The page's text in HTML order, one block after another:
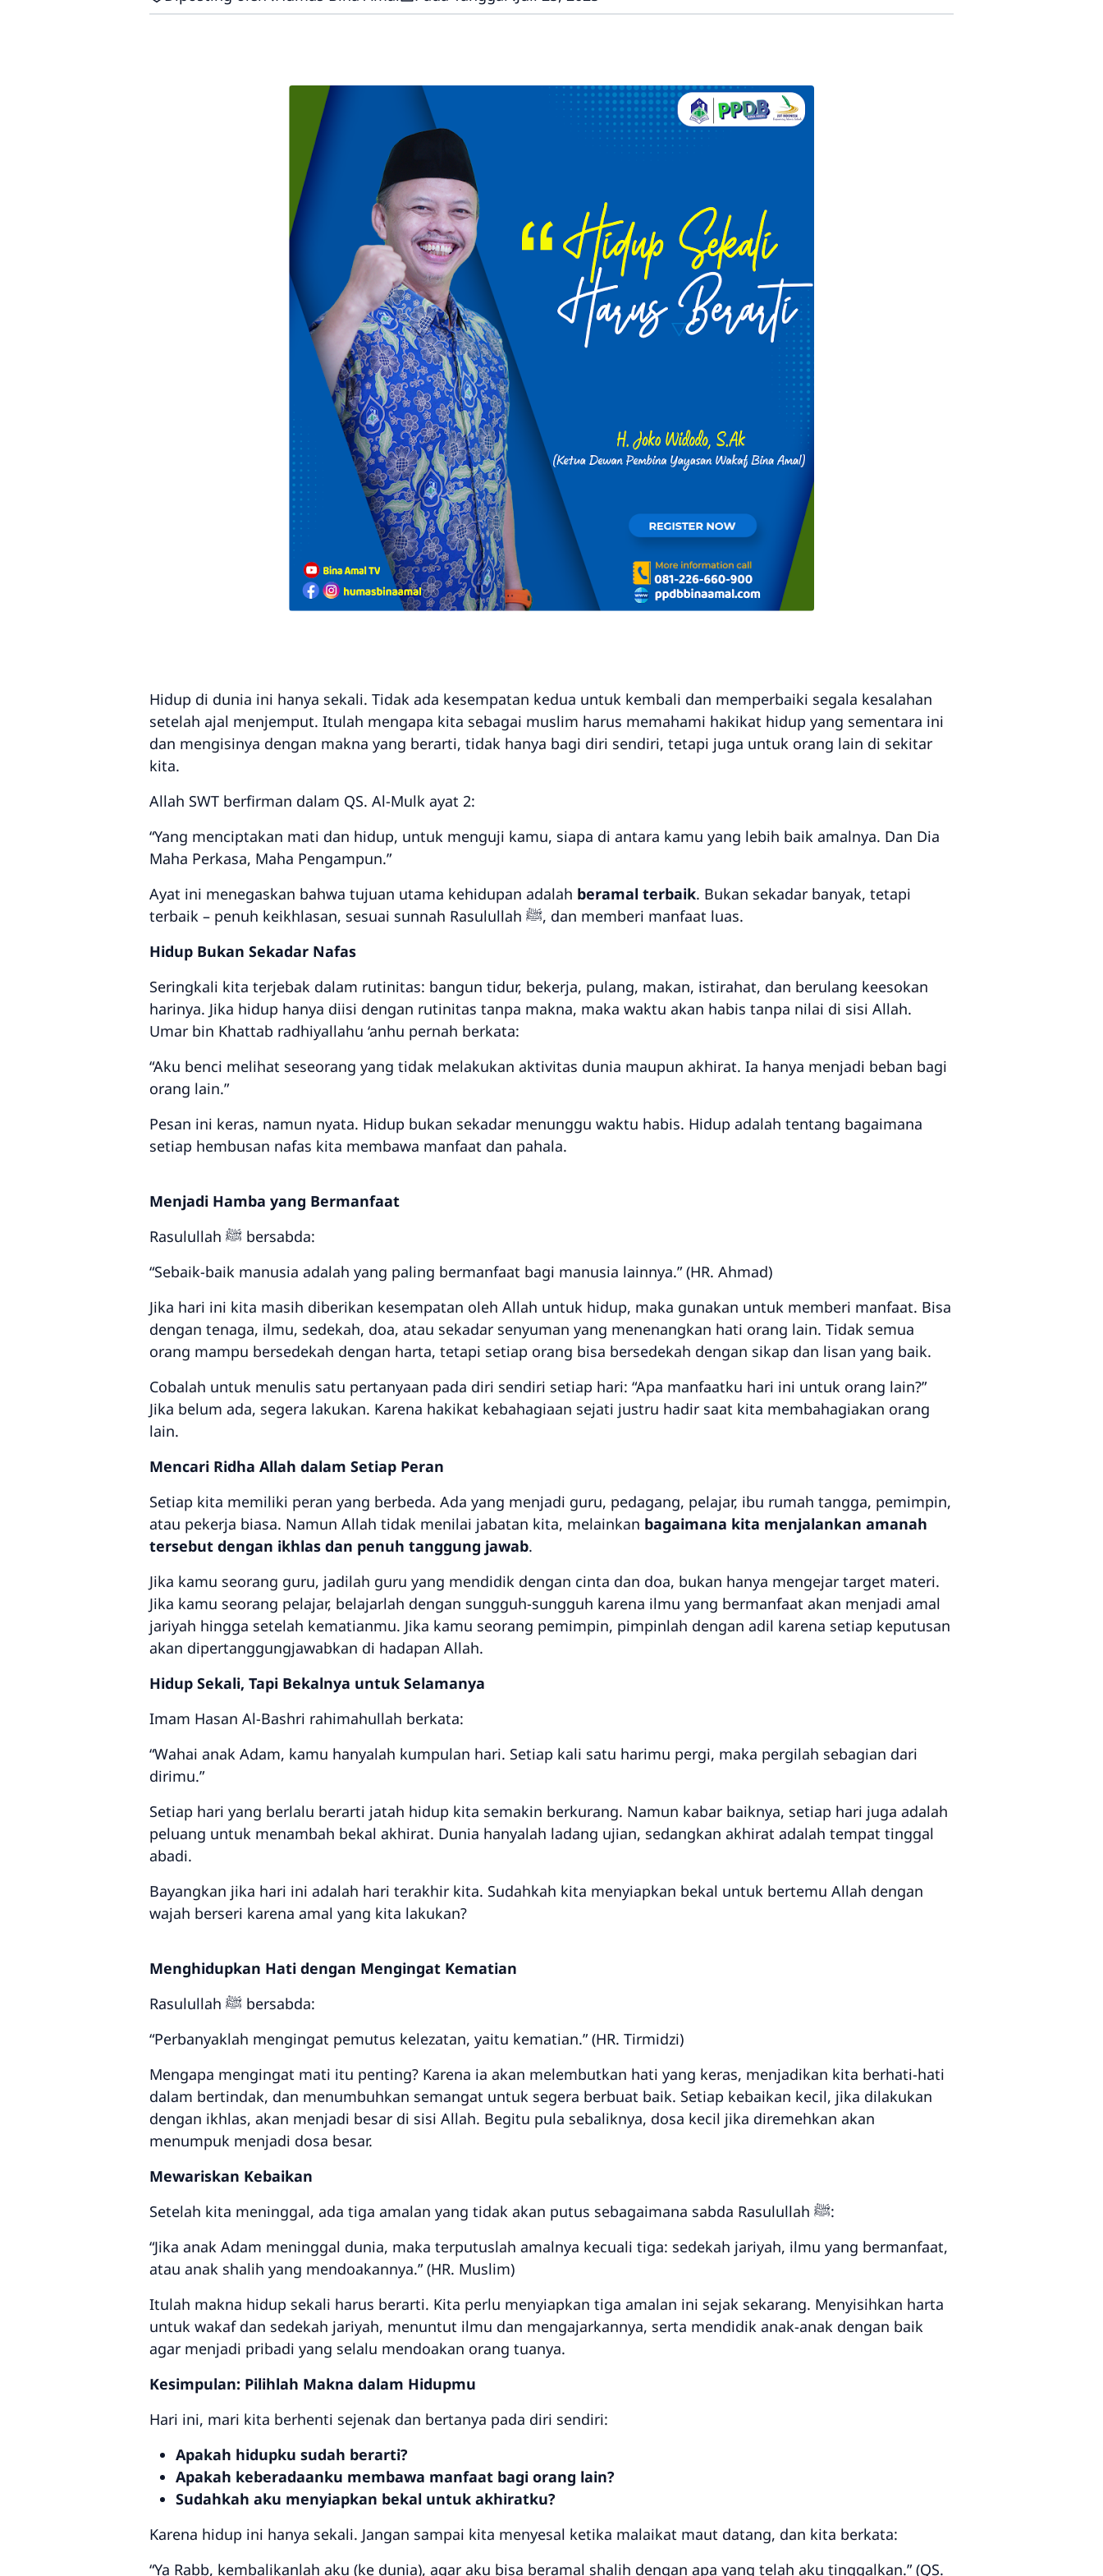
Hidup di dunia ini hanya sekali. Tidak ada kesempatan kedua untuk kembali dan memperbaiki segala kesalahan
setelah ajal menjemput. Itulah mengapa kita sebagai muslim harus memahami hakikat hidup yang sementara ini
dan mengisinya dengan makna yang berarti, tidak hanya bagi diri sendiri, tetapi juga untuk orang lain di sekitar
kita.
Allah SWT berfirman dalam QS. Al-Mulk ayat 2:
“Yang menciptakan mati dan hidup, untuk menguji kamu, siapa di antara kamu yang lebih baik amalnya. Dan Dia
Maha Perkasa, Maha Pengampun.”
Ayat ini menegaskan bahwa tujuan utama kehidupan adalah beramal terbaik. Bukan sekadar banyak, tetapi
terbaik
– penuh keikhlasan, sesuai sunnah Rasulullah ﷺ, dan memberi manfaat luas.
Hidup Bukan Sekadar Nafas
Seringkali kita terjebak dalam rutinitas: bangun tidur, bekerja, pulang, makan, istirahat, dan berulang keesokan
harinya. Jika hidup hanya diisi dengan rutinitas tanpa makna, maka waktu akan habis tanpa nilai di sisi Allah.
Umar bin Khattab radhiyallahu ‘anhu pernah berkata:
“Aku benci melihat seseorang yang tidak melakukan aktivitas dunia maupun akhirat. Ia hanya menjadi beban bagi
orang lain.”
Pesan ini keras, namun nyata. Hidup bukan sekadar menunggu waktu habis. Hidup adalah tentang bagaimana
setiap hembusan nafas kita membawa manfaat dan pahala.
Menjadi Hamba yang Bermanfaat
Rasulullah ﷺ bersabda:
“Sebaik-baik manusia adalah yang paling bermanfaat bagi manusia lainnya.” (HR. Ahmad)
Jika hari ini kita masih diberikan kesempatan oleh Allah untuk hidup, maka gunakan untuk memberi manfaat. Bisa
dengan tenaga, ilmu, sedekah, doa, atau sekadar senyuman yang menenangkan hati orang lain. Tidak semua
orang mampu bersedekah dengan harta, tetapi setiap orang bisa bersedekah dengan sikap dan lisan yang baik.
Cobalah untuk menulis satu pertanyaan pada diri sendiri setiap hari: “Apa manfaatku hari ini untuk orang lain?”
Jika belum ada, segera lakukan. Karena hakikat kebahagiaan sejati justru hadir saat kita membahagiakan orang
lain.
Mencari Ridha Allah dalam Setiap Peran
Setiap kita memiliki peran yang berbeda. Ada yang menjadi guru, pedagang, pelajar, ibu rumah tangga, pemimpin,
atau pekerja biasa. Namun Allah tidak menilai jabatan kita, melainkan bagaimana kita menjalankan amanah
tersebut dengan ikhlas dan penuh tanggung jawab.
Jika kamu seorang guru, jadilah guru yang mendidik dengan cinta dan doa, bukan hanya mengejar target materi.
Jika kamu seorang pelajar, belajarlah dengan sungguh-sungguh karena ilmu yang bermanfaat akan menjadi amal
jariyah hingga setelah kematianmu. Jika kamu seorang pemimpin, pimpinlah dengan adil karena setiap keputusan
akan dipertanggungjawabkan di hadapan Allah.
Hidup Sekali, Tapi Bekalnya untuk Selamanya
Imam Hasan Al-Bashri rahimahullah berkata:
“Wahai anak Adam, kamu hanyalah kumpulan hari. Setiap kali satu harimu pergi, maka pergilah sebagian dari
dirimu.”
Setiap hari yang berlalu berarti jatah hidup kita semakin berkurang. Namun kabar baiknya, setiap hari juga adalah
peluang untuk menambah bekal akhirat. Dunia hanyalah ladang ujian, sedangkan akhirat adalah tempat tinggal
abadi.
Bayangkan jika hari ini adalah hari terakhir kita. Sudahkah kita menyiapkan bekal untuk bertemu Allah dengan
wajah berseri karena amal yang kita lakukan?
Menghidupkan Hati dengan Mengingat Kematian
Rasulullah ﷺ bersabda:
“Perbanyaklah mengingat pemutus kelezatan, yaitu kematian.” (HR. Tirmidzi)
Mengapa mengingat mati itu penting? Karena ia akan melembutkan hati yang keras, menjadikan kita berhati-hati
dalam bertindak, dan menumbuhkan semangat untuk segera berbuat baik. Setiap kebaikan kecil, jika dilakukan
dengan ikhlas, akan menjadi besar di sisi Allah. Begitu pula sebaliknya, dosa kecil jika diremehkan akan
menumpuk menjadi dosa besar.
Mewariskan Kebaikan
Setelah kita meninggal, ada tiga amalan yang tidak akan putus sebagaimana sabda Rasulullah ﷺ:
“Jika anak Adam meninggal dunia, maka terputuslah amalnya kecuali tiga: sedekah jariyah, ilmu yang bermanfaat,
atau anak shalih yang mendoakannya.” (HR. Muslim)
Itulah makna hidup sekali harus berarti. Kita perlu menyiapkan tiga amalan ini sejak sekarang. Menyisihkan harta
untuk wakaf dan sedekah jariyah, menuntut ilmu dan mengajarkannya, serta mendidik anak-anak dengan baik
agar menjadi pribadi yang selalu mendoakan orang tuanya.
Kesimpulan: Pilihlah Makna dalam Hidupmu
Hari ini, mari kita berhenti sejenak dan bertanya pada diri sendiri:
Apakah hidupku sudah berarti?
Apakah keberadaanku membawa manfaat bagi orang lain?
Sudahkah aku menyiapkan bekal untuk akhiratku?
Karena hidup ini hanya sekali. Jangan sampai kita menyesal ketika malaikat maut datang, dan kita berkata:
“Ya Rabb, kembalikanlah aku (ke dunia), agar aku bisa beramal shalih dengan apa yang telah aku tinggalkan.” (QS.